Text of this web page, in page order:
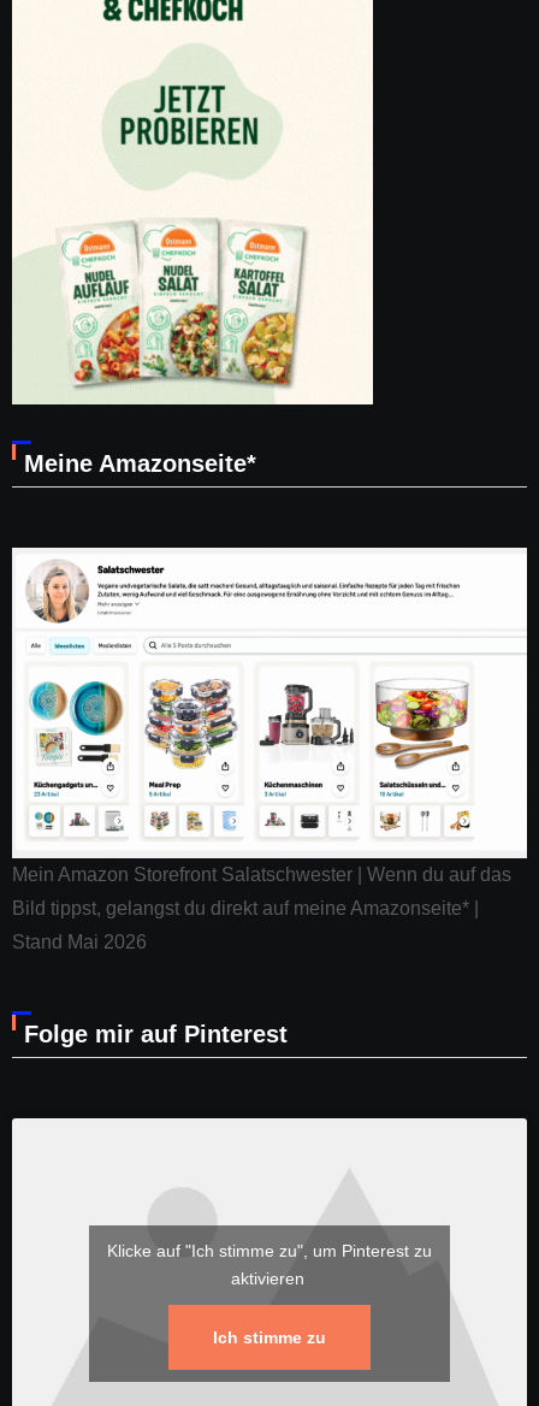
Meine Amazonseite*
Mein Amazon Storefront Salatschwester | Wenn du auf das
Bild tippst, gelangst du direkt auf meine Amazonseite* |
Stand Mai 2026
Folge mir auf Pinterest
Klicke auf "Ich stimme zu", um Pinterest zu
aktivieren
Ich stimme zu